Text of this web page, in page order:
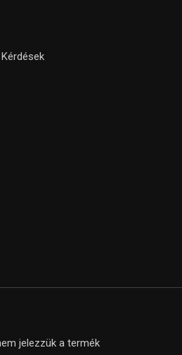
jelezzük a termék